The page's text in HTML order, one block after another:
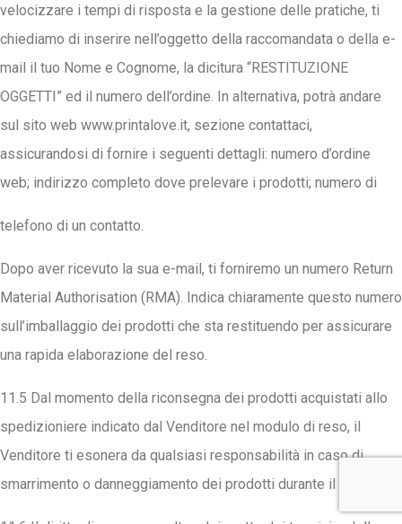
velocizzare i tempi di risposta e la gestione delle pratiche, ti
chiediamo di inserire nell’oggetto della raccomandata o della e-
mail il tuo Nome e Cognome, la dicitura “RESTITUZIONE
OGGETTI” ed il numero dell’ordine. In alternativa, potrà andare
sul sito web www.printalove.it, sezione contattaci,
assicurandosi di fornire i seguenti dettagli: numero d’ordine
web; indirizzo completo dove prelevare i prodotti; numero di
telefono di un contatto.
Dopo aver ricevuto la sua e-mail, ti forniremo un numero Return
Material Authorisation (RMA). Indica chiaramente questo numero
sull’imballaggio dei prodotti che sta restituendo per assicurare
una rapida elaborazione del reso.
11.5 Dal momento della riconsegna dei prodotti acquistati allo
spedizioniere indicato dal Venditore nel modulo di reso, il
Venditore ti esonera da qualsiasi responsabilità in caso di
smarrimento o danneggiamento dei prodotti durante il trasporto.